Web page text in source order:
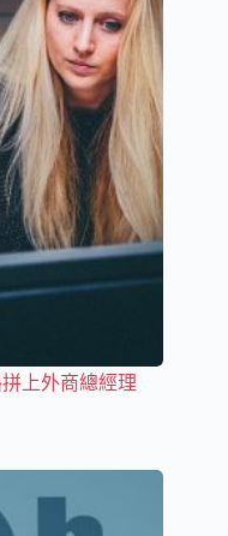
上外商總經理